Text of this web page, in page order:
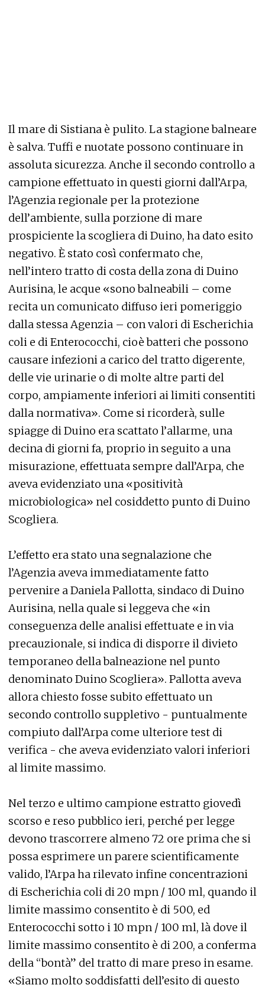
Il mare di Sistiana è pulito. La stagione balneare
è salva. Tuffi e nuotate possono continuare in
assoluta sicurezza. Anche il secondo controllo a
campione effettuato in questi giorni dall’Arpa,
l’Agenzia regionale per la protezione
dell’ambiente, sulla porzione di mare
prospiciente la scogliera di Duino, ha dato esito
negativo. È stato così confermato che,
nell’intero tratto di costa della zona di Duino
Aurisina, le acque «sono balneabili – come
recita un comunicato diffuso ieri pomeriggio
dalla stessa Agenzia – con valori di Escherichia
coli e di Enterococchi, cioè batteri che possono
causare infezioni a carico del tratto digerente,
delle vie urinarie o di molte altre parti del
corpo, ampiamente inferiori ai limiti consentiti
dalla normativa». Come si ricorderà, sulle
spiagge di Duino era scattato l’allarme, una
decina di giorni fa, proprio in seguito a una
misurazione, effettuata sempre dall’Arpa, che
aveva evidenziato una «positività
microbiologica» nel cosiddetto punto di Duino
Scogliera.
L’effetto era stato una segnalazione che
l’Agenzia aveva immediatamente fatto
pervenire a Daniela Pallotta, sindaco di Duino
Aurisina, nella quale si leggeva che «in
conseguenza delle analisi effettuate e in via
precauzionale, si indica di disporre il divieto
temporaneo della balneazione nel punto
denominato Duino Scogliera». Pallotta aveva
allora chiesto fosse subito effettuato un
secondo controllo suppletivo - puntualmente
compiuto dall’Arpa come ulteriore test di
verifica - che aveva evidenziato valori inferiori
al limite massimo.
Nel terzo e ultimo campione estratto giovedì
scorso e reso pubblico ieri, perché per legge
devono trascorrere almeno 72 ore prima che si
possa esprimere un parere scientificamente
valido, l’Arpa ha rilevato infine concentrazioni
di Escherichia coli di 20 mpn / 100 ml, quando il
limite massimo consentito è di 500, ed
Enterococchi sotto i 10 mpn / 100 ml, là dove il
limite massimo consentito è di 200, a conferma
della “bontà” del tratto di mare preso in esame.
«Siamo molto soddisfatti dell’esito di questo